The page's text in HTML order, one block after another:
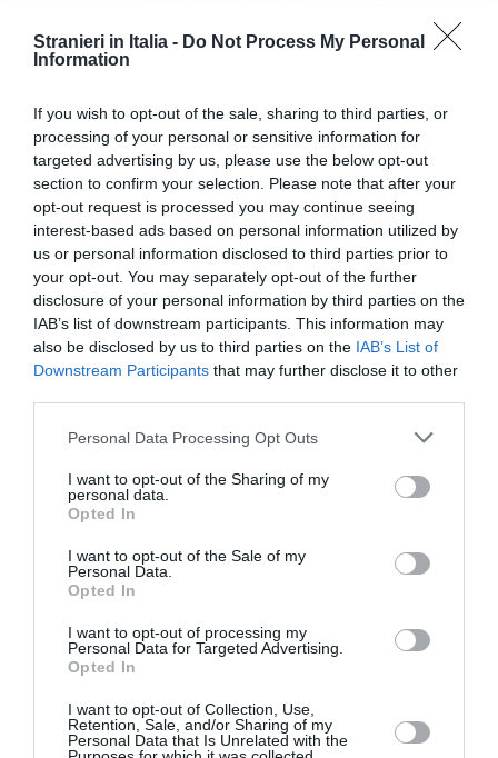
Stranieri in Italia - Do Not Process My Personal
Information
If you wish to opt-out of the sale, sharing to third parties, or
processing of your personal or sensitive information for
targeted advertising by us, please use the below opt-out
section to confirm your selection. Please note that after your
opt-out request is processed you may continue seeing
interest-based ads based on personal information utilized by
us or personal information disclosed to third parties prior to
your opt-out. You may separately opt-out of the further
disclosure of your personal information by third parties on the
IAB’s list of downstream participants. This information may
also be disclosed by us to third parties on the IAB’s List of
Downstream Participants that may further disclose it to other
Personal Data Processing Opt Outs
I want to opt-out of the Sharing of my
personal data.
Opted In
I want to opt-out of the Sale of my
Personal Data.
Opted In
I want to opt-out of processing my
Personal Data for Targeted Advertising.
Opted In
I want to opt-out of Collection, Use,
Retention, Sale, and/or Sharing of my
Personal Data that Is Unrelated with the
ATTUALITÀ
Tratta e grave sfruttamento, 36 milioni per
rafforzare assistenza e integrazione delle
vittime
ATTUALITÀ
Migranti. Ceuta, nuovo allarme per il 15